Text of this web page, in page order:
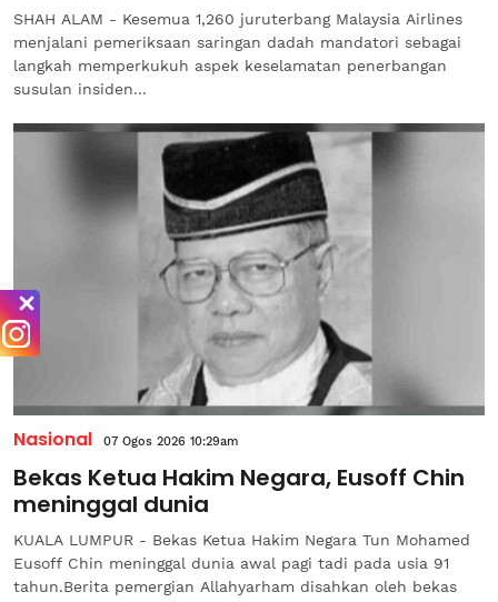
SHAH ALAM - Kesemua 1,260 juruterbang Malaysia Airlines
menjalani pemeriksaan saringan dadah mandatori sebagai
langkah memperkukuh aspek keselamatan penerbangan
susulan insiden...
Nasional 07 Ogos 2026 10:29am
Bekas Ketua Hakim Negara, Eusoff Chin
meninggal dunia
KUALA LUMPUR - Bekas Ketua Hakim Negara Tun Mohamed
Eusoff Chin meninggal dunia awal pagi tadi pada usia 91
tahun.Berita pemergian Allahyarham disahkan oleh bekas